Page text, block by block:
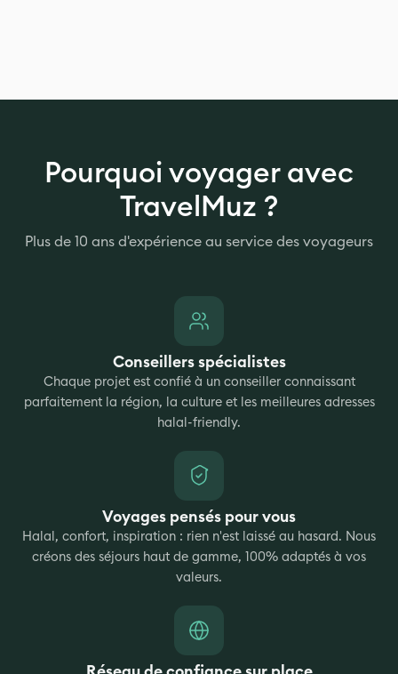
Pourquoi voyager avec
TravelMuz ?
Plus de 10 ans d'expérience au service des voyageurs
Conseillers spécialistes
Chaque projet est confié à un conseiller connaissant
parfaitement la région, la culture et les meilleures adresses
halal-friendly.
Voyages pensés pour vous
Halal, confort, inspiration : rien n'est laissé au hasard. Nous
créons des séjours haut de gamme, 100% adaptés à vos
valeurs.